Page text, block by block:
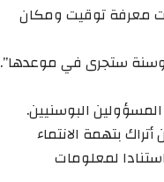
معرفة توقيت ومكان
ستجرى في موعدها”.
البوسنيين.
بتهمة الانتماء
لمعلومات